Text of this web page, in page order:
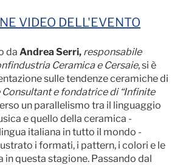
VIDEO DELL'EVENTO
da Andrea Serri, responsabile
Ceramica e Cersaie, si è
sulle tendenze ceramiche di
Consultant e fondatrice di “Infinite
un parallelismo tra il linguaggio
e quello della ceramica -
italiana in tutto il mondo -
i formati, i pattern, i colori e le
in questa stagione. Passando dal